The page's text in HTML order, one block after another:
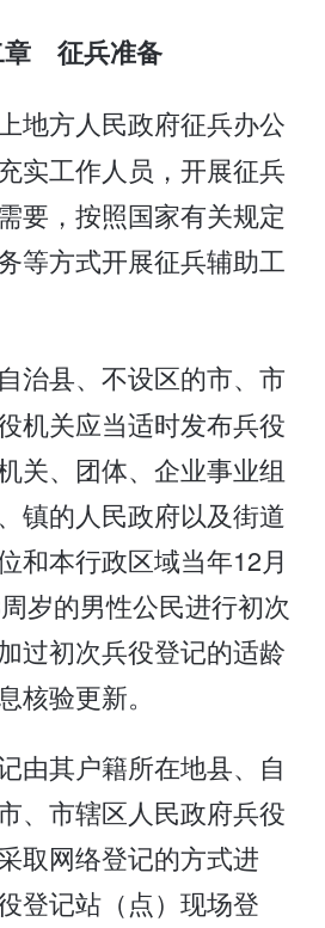
章 征兵准备
地方人民政府征兵办公
实工作人员，开展征兵
要，按照国家有关规定
等方式开展征兵辅助工
治县、不设区的市、市
机关应当适时发布兵役
关、团体、企业事业组
镇的人民政府以及街道
和本行政区域当年12月
岁的男性公民进行初次
过初次兵役登记的适龄
核验更新。
由其户籍所在地县、自
、市辖区人民政府兵役
取网络登记的方式进
登记站（点）现场登